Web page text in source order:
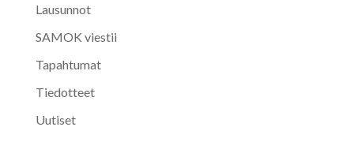
Lausunnot
SAMOK viestii
Tapahtumat
Tiedotteet
Uutiset